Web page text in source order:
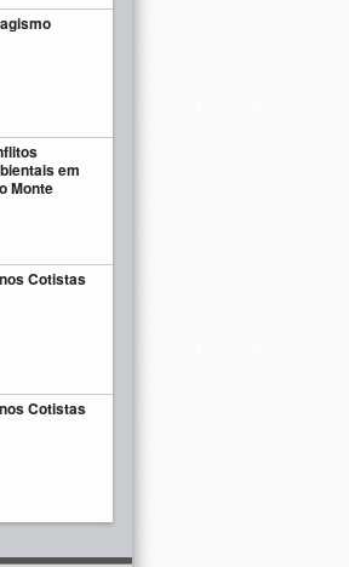
em
Monte
Cotistas
Cotistas